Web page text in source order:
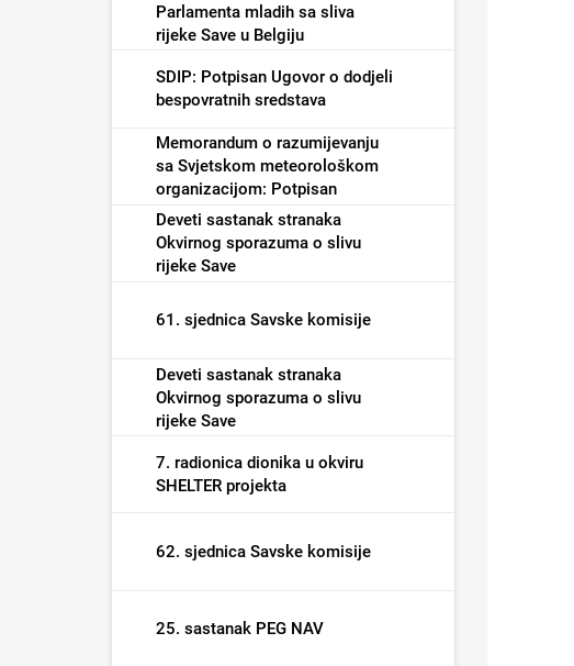
Parlamenta mladih sa sliva
rijeke Save u Belgiju
SDIP: Potpisan Ugovor o dodjeli
bespovratnih sredstava
Memorandum o razumijevanju
sa Svjetskom meteorološkom
organizacijom: Potpisan
Deveti sastanak stranaka
Okvirnog sporazuma o slivu
rijeke Save
61. sjednica Savske komisije
Deveti sastanak stranaka
Okvirnog sporazuma o slivu
rijeke Save
7. radionica dionika u okviru
SHELTER projekta
62. sjednica Savske komisije
25. sastanak PEG NAV